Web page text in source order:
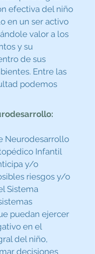
efectiva del niño
en un ser activo
valor a los
y su
de sus
Entre las
podemos
Neurodesarrollo
Infantil
y/o
riesgos y/o
Sistema
puedan ejercer
en el
del niño,
decisiones